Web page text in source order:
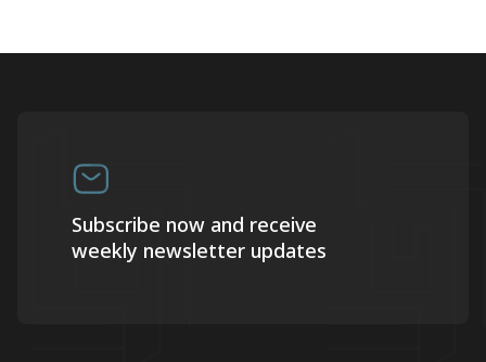
Subscribe now and receive
weekly newsletter updates